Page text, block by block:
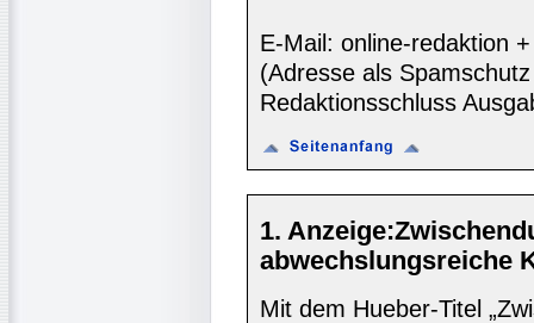
E-Mail: online-redaktion
(Adresse als
Redaktionsschluss
1.
abwechslungsreiche
Mit dem Hueber-Titel